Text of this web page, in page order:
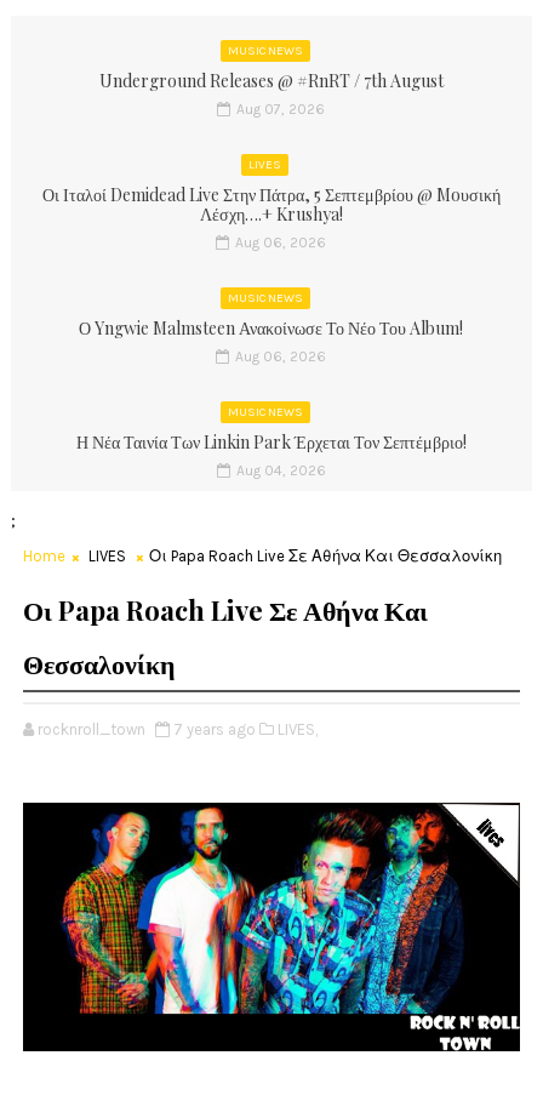
MUSIC NEWS
Underground Releases @ #RnRT / 7th August
Aug 07, 2026
LIVES
Οι Ιταλοί Demidead Live Στην Πάτρα, 5 Σεπτεμβρίου @ Moυσική
Λέσχη….+ Krushya!
Aug 06, 2026
MUSIC NEWS
Ο Yngwie Malmsteen Ανακοίνωσε Το Νέο Του Album!
Aug 06, 2026
MUSIC NEWS
Η Νέα Ταινία Των Linkin Park Έρχεται Τον Σεπτέμβριο!
Aug 04, 2026
;
Home LIVES Οι Papa Roach Live Σε Αθήνα Και Θεσσαλονίκη
Οι Papa Roach Live Σε Αθήνα Και
Θεσσαλονίκη
rocknroll_town 7 years ago LIVES,